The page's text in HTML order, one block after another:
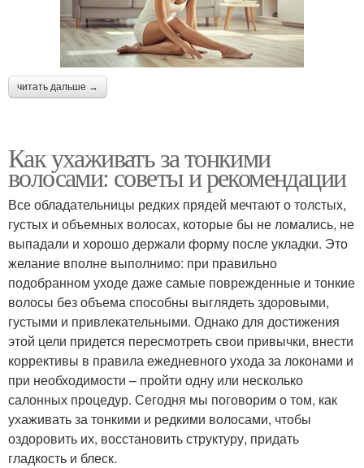
читать дальше →
Как ухаживать за тонкими
волосами: советы и рекомендации
Все обладательницы редких прядей мечтают о толстых,
густых и объемных волосах, которые бы не ломались, не
выпадали и хорошо держали форму после укладки. Это
желание вполне выполнимо: при правильно
подобранном уходе даже самые поврежденные и тонкие
волосы без объема способны выглядеть здоровыми,
густыми и привлекательными. Однако для достижения
этой цели придется пересмотреть свои привычки, внести
коррективы в правила ежедневного ухода за локонами и
при необходимости – пройти одну или несколько
салонных процедур. Сегодня мы поговорим о том, как
ухаживать за тонкими и редкими волосами, чтобы
оздоровить их, восстановить структуру, придать
гладкость и блеск.